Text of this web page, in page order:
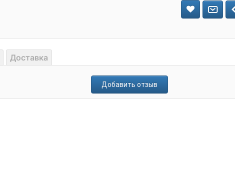
Доставка
Добавить отзыв